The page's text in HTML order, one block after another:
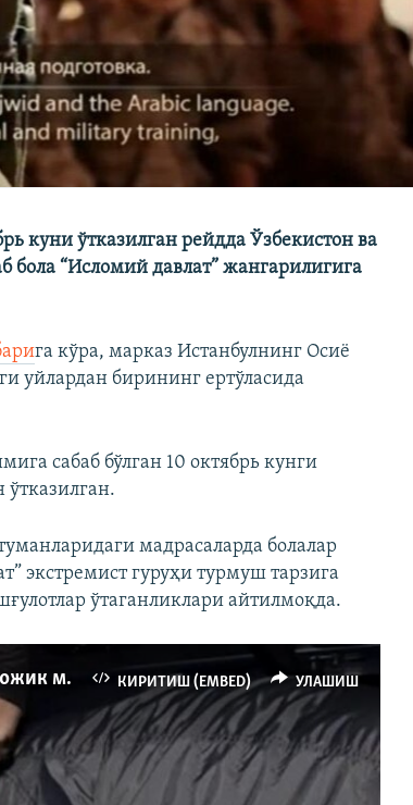
куни ўтказилган рейдда Ўзбекистон ва
бола “Исломий давлат” жангарилигига
га кўра, марказ Истанбулнинг Осиё
уйлардан бирининг ертўласида
сабаб бўлган 10 октябрь кунги
мадрасаларда болалар
экстремист гуруҳи турмуш тарзига
ўтаганликлари айтилмоқда.
КИРИТИШ (EMBED) УЛАШИШ
OZOD-VIDEO: Истанбулда ўзбек ва тожик муҳожирлари уйларида рейдлар ўтказилди